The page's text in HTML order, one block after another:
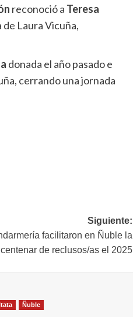
reconoció a Teresa
Laura Vicuña,
donada el año pasado e
cerrando una jornada
Siguiente:
facilitaron en Ñuble la
de reclusos/as el 2025
Ñuble